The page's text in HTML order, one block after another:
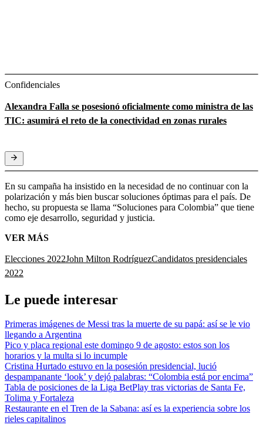
Confidenciales
Alexandra Falla se posesionó oficialmente como ministra de las
TIC: asumirá el reto de la conectividad en zonas rurales
En su campaña ha insistido en la necesidad de no continuar con la
polarización y más bien buscar soluciones óptimas para el país. De
hecho, su propuesta se llama “Soluciones para Colombia” que tiene
como eje desarrollo, seguridad y justicia.
VER MÁS
Elecciones 2022John Milton RodríguezCandidatos presidenciales
2022
Le puede interesar
Primeras imágenes de Messi tras la muerte de su papá: así se le vio
llegando a Argentina
Pico y placa regional este domingo 9 de agosto: estos son los
horarios y la multa si lo incumple
Cristina Hurtado estuvo en la posesión presidencial, lució
despampanante ‘look’ y dejó palabras: “Colombia está por encima”
Tabla de posiciones de la Liga BetPlay tras victorias de Santa Fe,
Tolima y Fortaleza
Restaurante en el Tren de la Sabana: así es la experiencia sobre los
rieles capitalinos